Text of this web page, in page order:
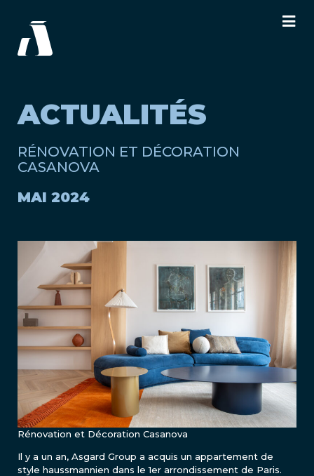
ACTUALITÉS
RÉNOVATION ET DÉCORATION
CASANOVA
MAI 2024
Rénovation et Décoration Casanova
Il y a un an, Asgard Group a acquis un appartement de
style haussmannien dans le 1er arrondissement de Paris.